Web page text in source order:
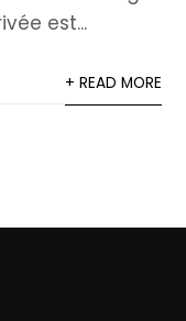
est...
+ READ MORE